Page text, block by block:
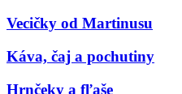
Vecičky od Martinusu
Káva, čaj a pochutiny
Hrnčeky a fľaše